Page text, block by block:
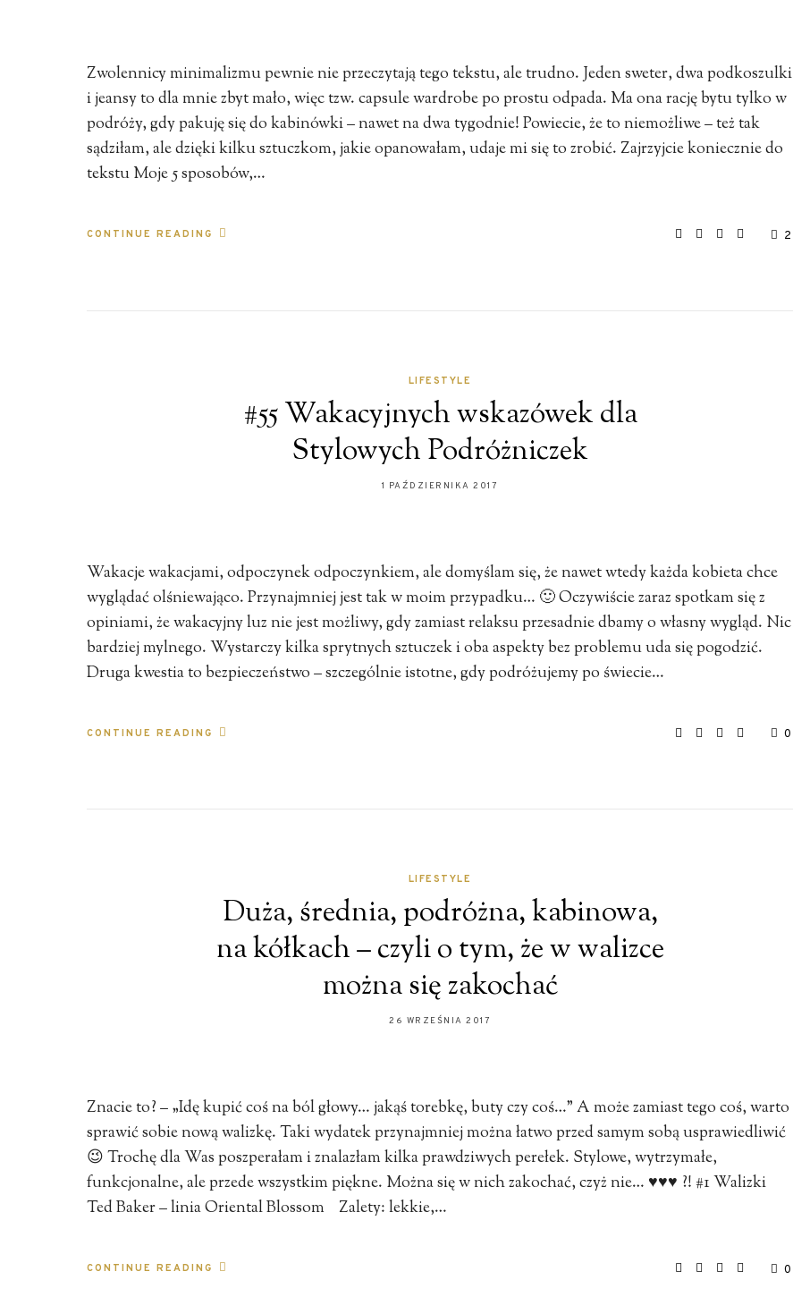
Zwolennicy minimalizmu pewnie nie przeczytają tego tekstu, ale trudno. Jeden sweter, dwa podkoszulki
i jeansy to dla mnie zbyt mało, więc tzw. capsule wardrobe po prostu odpada. Ma ona rację bytu tylko w
podróży, gdy pakuję się do kabinówki – nawet na dwa tygodnie! Powiecie, że to niemożliwe – też tak
sądziłam, ale dzięki kilku sztuczkom, jakie opanowałam, udaje mi się to zrobić. Zajrzyjcie koniecznie do
tekstu Moje 5 sposobów,…
CONTINUE READING 2
LIFESTYLE
#55 Wakacyjnych wskazówek dla
Stylowych Podróżniczek
1 PAŹDZIERNIKA 2017
Wakacje wakacjami, odpoczynek odpoczynkiem, ale domyślam się, że nawet wtedy każda kobieta chce
wyglądać olśniewająco. Przynajmniej jest tak w moim przypadku… 🙂 Oczywiście zaraz spotkam się z
opiniami, że wakacyjny luz nie jest możliwy, gdy zamiast relaksu przesadnie dbamy o własny wygląd. Nic
bardziej mylnego. Wystarczy kilka sprytnych sztuczek i oba aspekty bez problemu uda się pogodzić.
Druga kwestia to bezpieczeństwo – szczególnie istotne, gdy podróżujemy po świecie…
CONTINUE READING 0
LIFESTYLE
Duża, średnia, podróżna, kabinowa,
na kółkach – czyli o tym, że w walizce
można się zakochać
26 WRZEŚNIA 2017
Znacie to? – „Idę kupić coś na ból głowy… jakąś torebkę, buty czy coś…” A może zamiast tego coś, warto
sprawić sobie nową walizkę. Taki wydatek przynajmniej można łatwo przed samym sobą usprawiedliwić
😉 Trochę dla Was poszperałam i znalazłam kilka prawdziwych perełek. Stylowe, wytrzymałe,
funkcjonalne, ale przede wszystkim piękne. Można się w nich zakochać, czyż nie… ♥♥♥ ?! #1 Walizki
Ted Baker – linia Oriental Blossom Zalety: lekkie,…
CONTINUE READING 0